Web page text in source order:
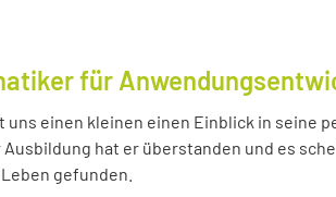
für
uns einen kleinen einen Einblick in seine
hat er überstanden und es
gefunden.